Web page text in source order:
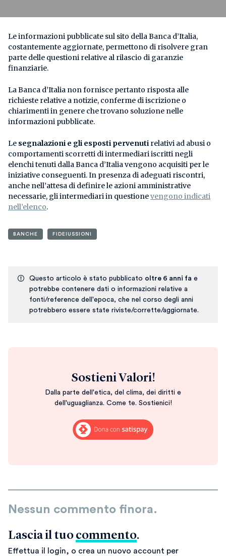
Le informazioni pubblicate sul sito della Banca d’Italia,
costantemente aggiornate, permettono di risolvere gran
parte delle questioni relative al rilascio di garanzie
finanziarie.
La Banca d’Italia non fornisce pertanto risposta alle
richieste relative a notizie, conferme di iscrizione o
chiarimenti in genere che trovano soluzione nelle
informazioni pubblicate.
Le segnalazioni e gli esposti pervenuti relativi ad abusi o
comportamenti scorretti di intermediari iscritti negli
elenchi tenuti dalla Banca d’Italia vengono acquisiti per le
iniziative conseguenti. In presenza di adeguati riscontri,
anche nell’attesa di definire le azioni amministrative
necessarie, gli intermediari in questionevengono indicati
nell’elenco.
BANCHE FIDEIUSSIONI
Questo articolo è stato pubblicato oltre 6 anni fa e
potrebbe contenere dati o informazioni relative a
fonti/reference dell'epoca, che nel corso degli anni
potrebbero essere state riviste/corrette/aggiornate.
Sostieni Valori!
Dalla parte dell'etica, del clima, dei diritti e
dell'uguaglianza. Come te. Sostienici!
Nessun commento finora.
Lascia il tuo commento.
Effettua il login, o crea un nuovo account per